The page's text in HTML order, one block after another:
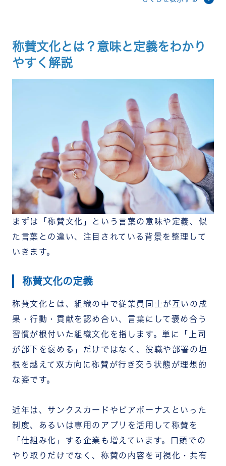
業績・生産性の向上
組織内の信頼関係強化とチームワーク向上
称賛文化がない組織に起こるリスク
称賛文化を浸透させる5つのステップ
ステップ1：経営層・管理職が率先して称賛を始め
ステップ2：称賛の「場」と「仕組み」を設計する
ステップ3：行動指針（バリュー）と称賛を紐づけ
る
ステップ4：称賛を可視化し、全社で共有する
ステップ5：データで効果を測定し、改善を続ける
称賛文化の浸透を成功させるためのポイント・注意
点
「やらされ感」を生まない工夫
形骸化を防ぐための運用の工夫
称賛文化の浸透を支援するツール「RECOG」の活
RECOGが称賛文化の浸透に効果的な理由
RECOGの導入が向いている企業
称賛文化とは？意味と定義をわかり
やすく解説
まずは「称賛文化」という言葉の意味や定義、似
た言葉との違い、注目されている背景を整理して
いきます。
称賛文化の定義
称賛文化とは、組織の中で従業員同士が互いの成
果・行動・貢献を認め合い、言葉にして褒め合う
習慣が根付いた組織文化を指します。単に「上司
が部下を褒める」だけではなく、役職や部署の垣
根を越えて双方向に称賛が行き交う状態が理想的
な姿です。
近年は、サンクスカードやピアボーナスといった
制度、あるいは専用のアプリを活用して称賛を
「仕組み化」する企業も増えています。口頭での
やり取りだけでなく、称賛の内容を可視化・共有